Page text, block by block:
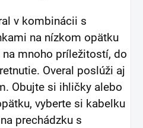
v kombinácii s
na nízkom opätku
mnoho príležitostí, do
Overal poslúži aj
Obujte si ihličky alebo
vyberte si kabelku
prechádzku s